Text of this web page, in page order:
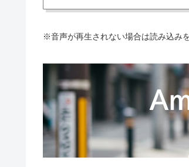
※音声が再生されない場合は読み込み